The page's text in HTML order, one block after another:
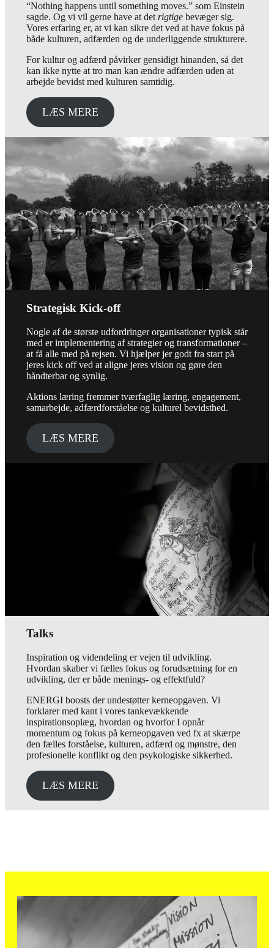
“Nothing happens until something moves.” som Einstein
sagde. Og vi vil gerne have at det rigtigebevæger sig.
Vores erfaring er, at vi kan sikre det ved at have fokus på
både kulturen, adfærden og de underliggende strukturere.
For kultur og adfærd påvirker gensidigt hinanden, så det
kan ikke nytte at tro man kan ændre adfærden uden at
arbejde bevidst med kulturen samtidig.
LÆS MERE
Strategisk Kick-off
Nogle af de største udfordringer organisationer typisk står
med er implementering af strategier og transformationer –
at få alle med på rejsen. Vi hjælper jer godt fra start på
jeres kick off ved at aligne jeres vision og gøre den
håndterbar og synlig.
Aktions læring fremmer tværfaglig læring, engagement,
samarbejde, adfærdforståelse og kulturel bevidsthed.
LÆS MERE
Talks
Inspiration og videndeling er vejen til udvikling.
Hvordan skaber vi fælles fokus og forudsætning for en
udvikling, der er både menings- og effektfuld?
ENERGI boosts der undestøtter kerneopgaven. Vi
forklarer med kant i vores tankevækkende
inspirationsoplæg, hvordan og hvorfor I opnår
momentum og fokus på kerneopgaven ved fx at skærpe
den fælles forståelse, kulturen, adfærd og mønstre, den
profesionelle konflikt og den psykologiske sikkerhed.
LÆS MERE